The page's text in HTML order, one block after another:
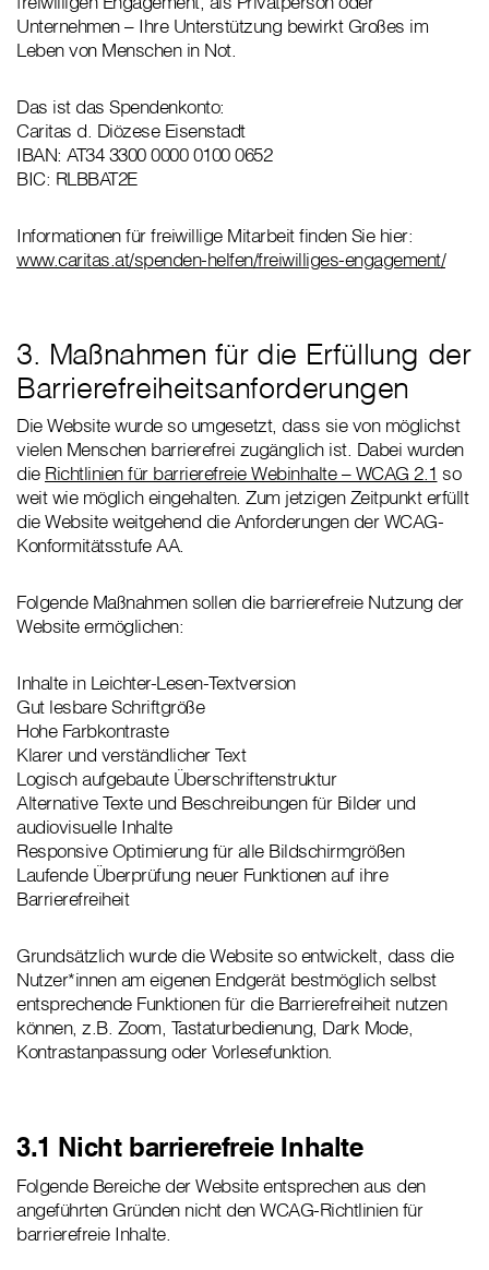
Unternehmen – Ihre Unterstützung bewirkt Großes im
Leben von Menschen in Not.
Das ist das Spendenkonto:
Caritas d. Diözese Eisenstadt
IBAN: AT34 3300 0000 0100 0652
BIC: RLBBAT2E
Informationen für freiwillige Mitarbeit finden Sie hier:
www.caritas.at/spenden-helfen/freiwilliges-engagement/
3. Maßnahmen für die Erfüllung der
Barrierefreiheitsanforderungen
Die Website wurde so umgesetzt, dass sie von möglichst
vielen Menschen barrierefrei zugänglich ist. Dabei wurden
die Richtlinien für barrierefreie Webinhalte – WCAG 2.1 so
weit wie möglich eingehalten. Zum jetzigen Zeitpunkt erfüllt
die Website weitgehend die Anforderungen der WCAG-
Konformitätsstufe AA.
Folgende Maßnahmen sollen die barrierefreie Nutzung der
Website ermöglichen:
Inhalte in Leichter-Lesen-Textversion
Gut lesbare Schriftgröße
Hohe Farbkontraste
Klarer und verständlicher Text
Logisch aufgebaute Überschriftenstruktur
Alternative Texte und Beschreibungen für Bilder und
audiovisuelle Inhalte
Responsive Optimierung für alle Bildschirmgrößen
Laufende Überprüfung neuer Funktionen auf ihre
Barrierefreiheit
Grundsätzlich wurde die Website so entwickelt, dass die
Nutzer*innen am eigenen Endgerät bestmöglich selbst
entsprechende Funktionen für die Barrierefreiheit nutzen
können, z.B. Zoom, Tastaturbedienung, Dark Mode,
Kontrastanpassung oder Vorlesefunktion.
3.1 Nicht barrierefreie Inhalte
Folgende Bereiche der Website entsprechen aus den
angeführten Gründen nicht den WCAG-Richtlinien für
barrierefreie Inhalte.